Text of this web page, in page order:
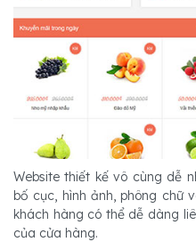
Website thiết kế vô cùng dễ
bố cục, hình ảnh, phông chữ
khách hàng có thể dễ dàng
của cửa hàng.